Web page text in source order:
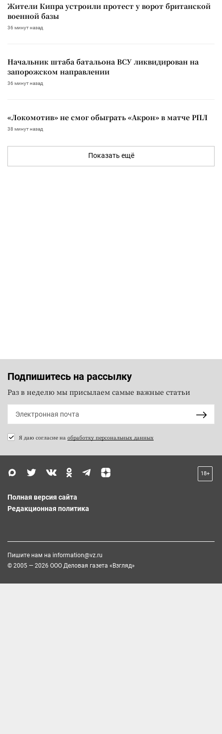
Жители Кипра устроили протест у ворот британской
военной базы
36 минут назад
Начальник штаба батальона ВСУ ликвидирован на
запорожском направлении
36 минут назад
«Локомотив» не смог обыграть «Акрон» в матче РПЛ
38 минут назад
Показать ещё
Подпишитесь на рассылку
Раз в неделю мы присылаем самые важные статьи
Я даю согласие на обработку персональных данных
18+
Полная версия сайта
Редакционная политика
Пишите нам на information@vz.ru
© 2005 — 2026 ООО Деловая газета «Взгляд»